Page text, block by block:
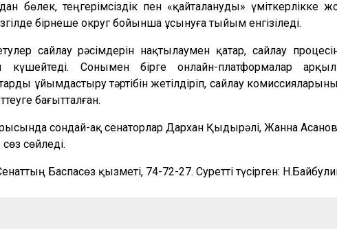
бөлек, теңгерімсіздік пен «қайталануды» үміткерлікке
бірнеше округ бойынша ұсынуға тыйым енгізіледі.
сайлау рәсімдерін нақтылаумен қатар, сайлау
күшейтеді. Сонымен бірге онлайн-платформалар
ұйымдастыру тәртібін жетілдіріп, сайлау
бағытталған.
сондай-ақ сенаторлар Дархан Қыдырәлі, Жанна
сөйледі.
Баспасөз қызметі, 74-72-27. Суретті түсірген: